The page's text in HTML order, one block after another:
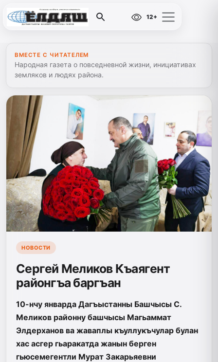
12+
ВМЕСТЕ С ЧИТАТЕЛЕМ
Народная газета о повседневной жизни, инициативах
земляков и людях района.
НОВОСТИ
Сергей Меликов Къаягент
районгъа баргъан
10-нчу январда Дагъыстанны Башчысы С.
Меликов районну башчысы Магьаммат
Элдерханов ва жаваплы къуллукъчулар булан
хас асгер гьаракатда жанын берген
гьюсемегентли Мурат Закарьяевни